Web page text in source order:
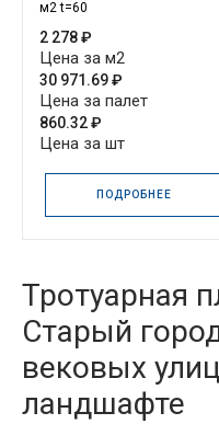
м2 t=60
2 278 ₽
Цена за м2
30 971.69 ₽
Цена за палет
860.32 ₽
Цена за шт
ПОДРОБНЕЕ
Тротуарная
Старый
вековых
ландшафте